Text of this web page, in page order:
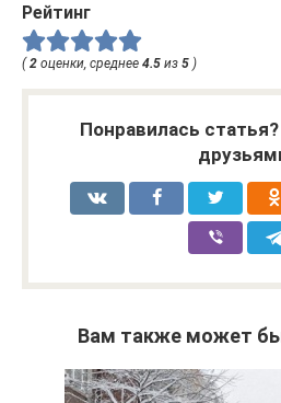
Рейтинг
( 2 оценки, среднее 4.5 из 5 )
Понравилась
Вам также может